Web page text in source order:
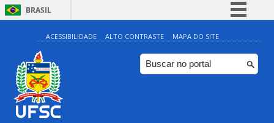
BRASIL
Simplifique!
Comunica BR
Participe
ACESSIBILIDADE ALTO CONTRASTE MAPA DO SITE
0:00